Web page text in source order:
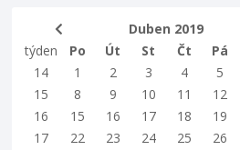
Duben 2019
týden
Po Út St Čt Pá
14
1 2 3 4 5
15
8 9 10 11 12
16
15 16 17 18 19
17
22 23 24 25 26